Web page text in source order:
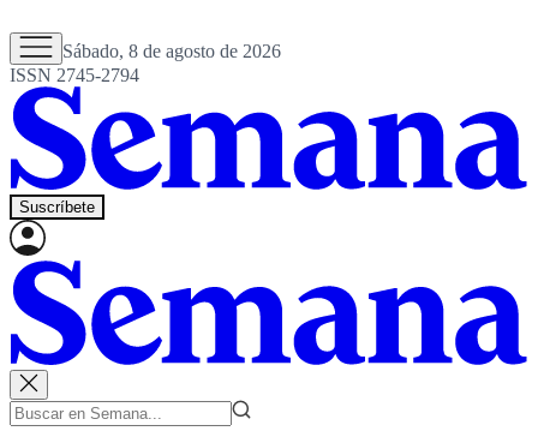
Sábado, 8 de agosto de 2026
ISSN 2745-2794
Suscríbete